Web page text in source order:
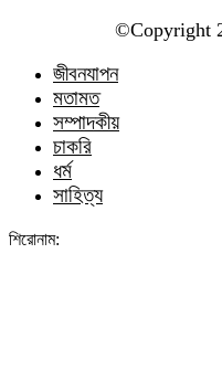
©️Copyright
জীবনযাপন
মতামত
সম্পাদকীয়
চাকরি
ধর্ম
সাহিত্য
শিরোনাম: